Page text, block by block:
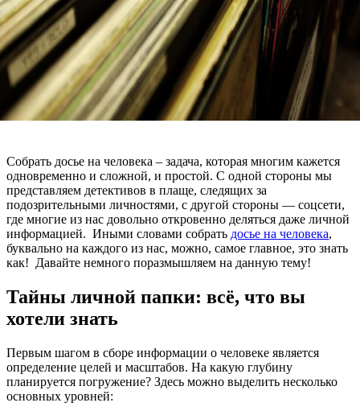
Собрать досье на человека – задача, которая многим кажется
одновременно и сложной, и простой. С одной стороны мы
представляем детективов в плаще, следящих за
подозрительными личностями, с другой стороны — соцсети,
где многие из нас довольно откровенно деляться даже личной
информацией. Иными словами собрать досье на человека,
буквально на каждого из нас, можно, самое главное, это знать
как! Давайте немного поразмышляем на данную тему!
Тайны личной папки: всё, что вы
хотели знать
Первым шагом в сборе информации о человеке является
определение целей и масштабов. На какую глубину
планируется погружение? Здесь можно выделить несколько
основных уровней: